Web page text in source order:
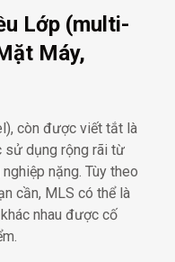
Lớp (multi-
Máy,
còn được viết tắt là
sử dụng rộng rãi từ
nặng. Tùy theo
cần, MLS có thể là
nhau được cố